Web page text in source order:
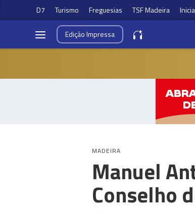
D7 Turismo Freguesias TSF Madeira
EdiçãoImpressa
MADEIRA
Manuel
Conselho